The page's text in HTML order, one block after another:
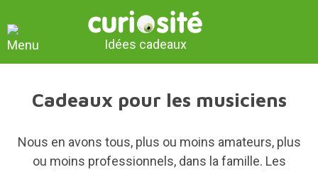
Idées cadeaux
Cadeaux pour les musiciens
Nous en avons tous, plus ou moins amateurs, plus
ou moins professionnels, dans la famille. Les